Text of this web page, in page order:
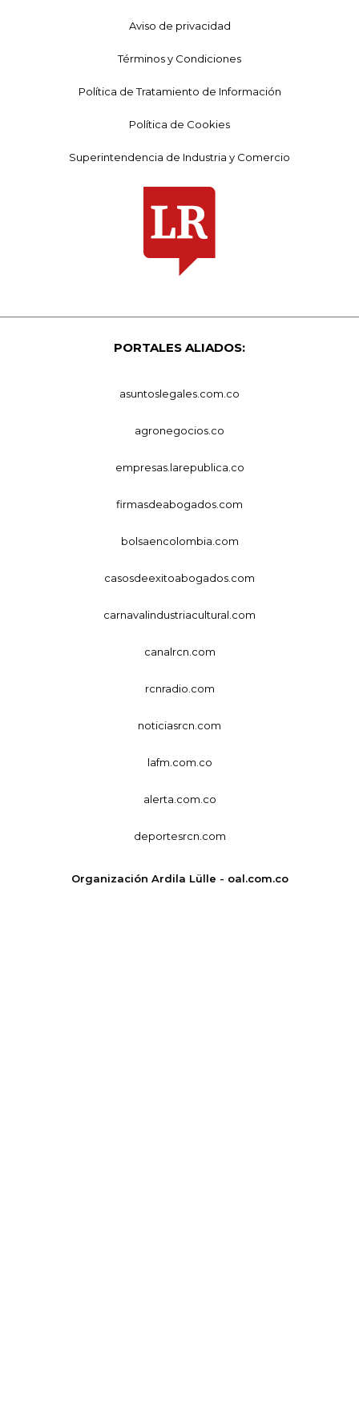
Aviso de privacidad
Términos y Condiciones
Política de Tratamiento de Información
Política de Cookies
Superintendencia de Industria y Comercio
PORTALES ALIADOS:
asuntoslegales.com.co
agronegocios.co
empresas.larepublica.co
firmasdeabogados.com
bolsaencolombia.com
casosdeexitoabogados.com
carnavalindustriacultural.com
canalrcn.com
rcnradio.com
noticiasrcn.com
lafm.com.co
alerta.com.co
deportesrcn.com
Organización Ardila Lülle - oal.com.co